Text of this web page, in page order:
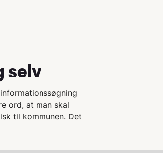
selv
ord, at man skal
til kommunen. Det